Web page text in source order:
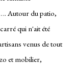
Autour du patio,
qui n'ait été
venus de tout
et mobilier,